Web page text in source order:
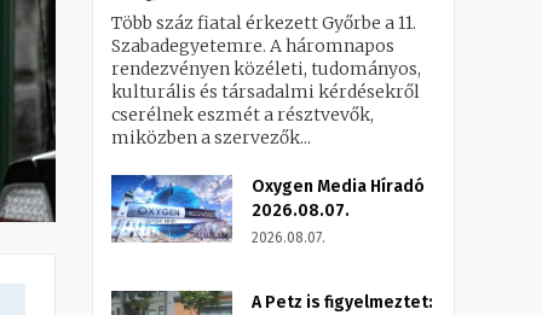
Több száz fiatal érkezett Győrbe a 11.
Szabadegyetemre. A háromnapos
rendezvényen közéleti, tudományos,
kulturális és társadalmi kérdésekről
cserélnek eszmét a résztvevők,
miközben a szervezők...
Oxygen Media Híradó
2026.08.07.
2026.08.07.
A Petz is figyelmeztet: